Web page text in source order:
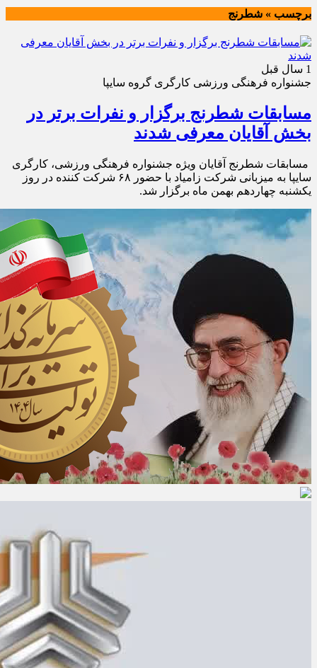
برچسب » شطرنج
1 سال قبل
جشنواره فرهنگی ورزشی کارگری گروه سایپا
مسابقات شطرنج برگزار و نفرات برتر در
بخش آقایان معرفی شدند
مسابقات شطرنج آقایان ویژه جشنواره فرهنگی ورزشی، کارگری
سایپا به میزبانی شرکت زامیاد با حضور ۶۸ شرکت کننده در روز
یکشنبه چهاردهم بهمن ماه برگزار شد.